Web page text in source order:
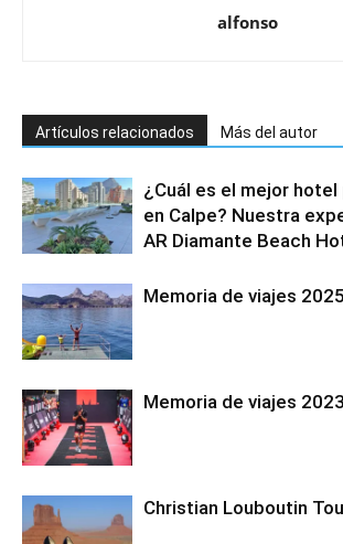
alfonso
Artículos relacionados Más del autor
¿Cuál es el mejor
en Calpe? Nuestra
AR Diamante Beach
Memoria de viajes
Memoria de viajes
Christian Louboutin